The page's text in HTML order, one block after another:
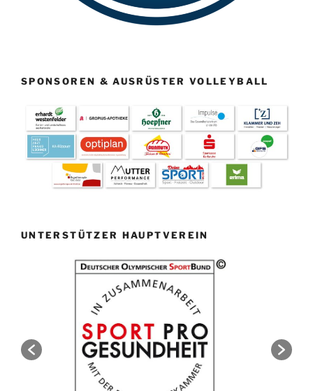
SPONSOREN & AUSRÜSTER VOLLEYBALL
UNTERSTÜTZER HAUPTVEREIN